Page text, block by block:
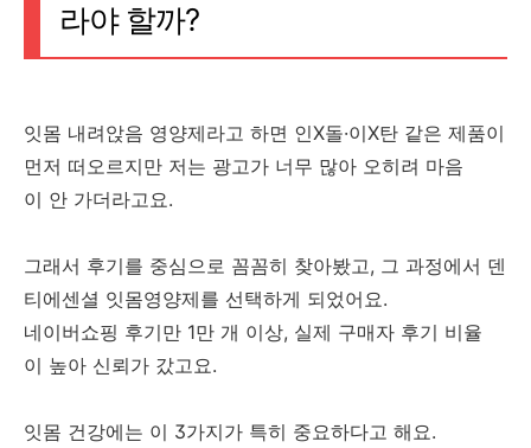
라야 할까?
잇몸 내려앉음 영양제라고 하면 인X돌·이X탄 같은 제품이
먼저 떠오르지만 저는 광고가 너무 많아 오히려 마음
이 안 가더라고요.
그래서 후기를 중심으로 꼼꼼히 찾아봤고, 그 과정에서 덴
티에센셜 잇몸영양제를 선택하게 되었어요.
네이버쇼핑 후기만 1만 개 이상, 실제 구매자 후기 비율
이 높아 신뢰가 갔고요.
잇몸 건강에는 이 3가지가 특히 중요하다고 해요.